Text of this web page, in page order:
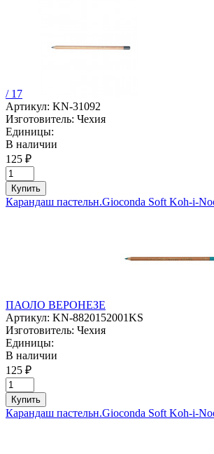
/ 17
Артикул: KN-31092
Изготовитель: Чехия
Единицы:
В наличии
125 ₽
Купить
Карандаш пастельн.Gioconda Soft Koh-i-
ПАОЛО ВЕРОНЕЗЕ
Артикул: KN-8820152001KS
Изготовитель: Чехия
Единицы:
В наличии
125 ₽
Купить
Карандаш пастельн.Gioconda Soft Koh-i-